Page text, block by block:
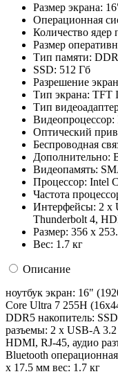
Размер экрана:
Операционная
Количество ядер
Размер
Тип памяти:
SSD: 512 Гб
Разрешение
Тип экрана: TFT
Тип
Видеопроцессор:
Оптический
Беспроводная
Дополнительно:
Видеопамять:
Процессор: Intel
Частота
Интерфейсы: 2 x
Thunderbolt 4,
Размер: 356 x
Вес: 1.7 кг
Описание
ноутбук экран: 16"
Core Ultra 7 255H
DDR5 накопитель:
разъемы: 2 x USB-A
HDMI, RJ-45, аудио
Bluetooth
x 17.5 мм вес: 1.7 кг